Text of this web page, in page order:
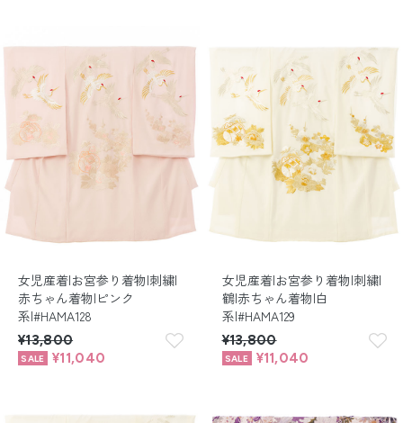
女児産着|お宮参り着物|刺繍|
赤ちゃん着物|ピンク
系|#HAMA128
¥13,800
¥11,040
女児産着|お宮参り着物|刺繍|
鶴|赤ちゃん着物|白
系|#HAMA129
¥13,800
¥11,040